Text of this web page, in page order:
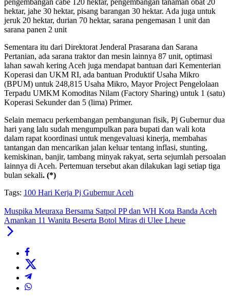
pengembangan cabe 120 hektar, pengembangan tanaman obat 20
hektar, jahe 30 hektar, pisang barangan 30 hektar. Ada juga untuk
jeruk 20 hektar, durian 70 hektar, sarana pengemasan 1 unit dan
sarana panen 2 unit
Sementara itu dari Direktorat Jenderal Prasarana dan Sarana
Pertanian, ada sarana traktor dan mesin lainnya 87 unit, optimasi
lahan sawah kering Aceh juga mendapat bantuan dari Kementerian
Koperasi dan UKM RI, ada bantuan Produktif Usaha Mikro
(BPUM) untuk 248,815 Usaha Mikro, Mayor Project Pengelolaan
Terpadu UMKM Komoditas Nilam (Factory Sharing) untuk 1 (satu)
Koperasi Sekunder dan 5 (lima) Primer.
Selain memacu perkembangan pembangunan fisik, Pj Gubernur dua
hari yang lalu sudah mengumpulkan para bupati dan wali kota
dalam rapat koordinasi untuk mengevaluasi kinerja, membahas
tantangan dan mencarikan jalan keluar tentang inflasi, stunting,
kemiskinan, banjir, tambang minyak rakyat, serta sejumlah persoalan
lainnya di Aceh. Pertemuan tersebut akan dilakukan lagi setiap tiga
bulan sekali. (*)
Tags: 100 Hari Kerja Pj Gubernur Aceh
Muspika Meuraxa Bersama Satpol PP dan WH Kota Banda Aceh
Amankan 11 Wanita Beserta Botol Miras di Ulee Lheue